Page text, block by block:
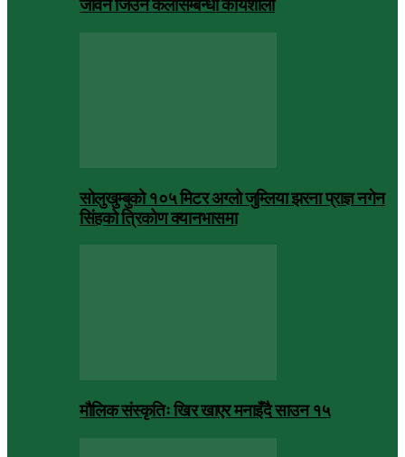
जीवन जिउने कलासम्बन्धी कार्यशाला
सोलुखुम्बुको १०५ मिटर अग्लो जुम्लिया झरना प्राज्ञ नगेन
सिंहको त्रिकोण क्यानभासमा
मौलिक संस्कृतिः खिर खाएर मनाइँदै साउन १५